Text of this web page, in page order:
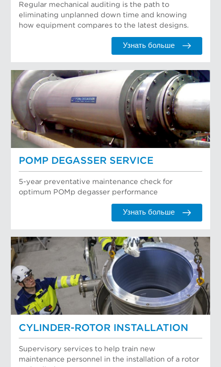
Regular mechanical auditing is the path to
eliminating unplanned down time and knowing
how equipment compares to the latest designs.
Узнать больше
POMP DEGASSER SERVICE
5-year preventative maintenance check for
optimum POMp degasser performance
Узнать больше
CYLINDER-ROTOR INSTALLATION
Supervisory services to help train new
maintenance personnel in the installation of a rotor